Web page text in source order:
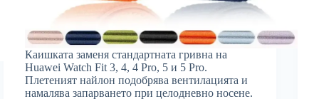
Каишката заменя стандартната гривна на
Huawei Watch Fit 3, 4, 4 Pro, 5 и 5 Pro.
Плетеният найлон подобрява вентилацията и
намалява запарването при целодневно носене.